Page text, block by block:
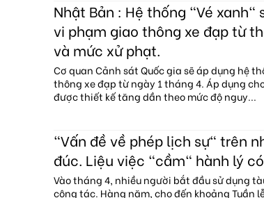
Nhật Bản : Hệ thống "Vé
vi phạm giao thông xe đạp từ
và mức xử phạt.
Cơ quan Cảnh sát Quốc gia sẽ áp dụng hệ
thông xe đạp từ ngày 1 tháng 4. Áp dụng
được thiết kế tăng dần theo mức độ nguy...
"Vấn đề về phép lịch sự" trên
đúc. Liệu việc "cầm" hành lý
Vào tháng 4, nhiều người bắt đầu sử dụng
công tác. Hàng năm, cho đến khoảng Tuần